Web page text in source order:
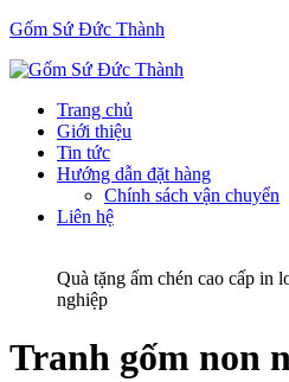
Gốm Sứ Đức Thành
Trang chủ
Giới thiệu
Tin tức
Hướng dẫn đặt hàng
Chính sách vận chuyển
Liên hệ
Quà tặng ấm chén cao cấp in
nghiệp
Tranh gốm non